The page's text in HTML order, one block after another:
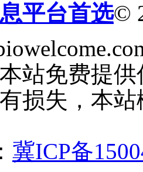
平台首选©
站免费提
损失，本
冀ICP备